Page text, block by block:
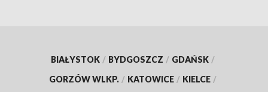
BIAŁYSTOK / BYDGOSZCZ / GDAŃSK /
GORZÓW WLKP. / KATOWICE / KIELCE /